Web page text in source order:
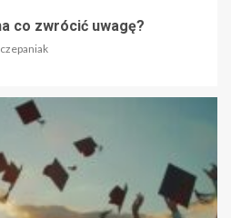
co zwrócić uwagę?